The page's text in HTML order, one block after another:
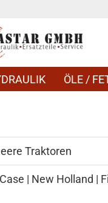
ÖLE /
Traktoren
| New Holland |